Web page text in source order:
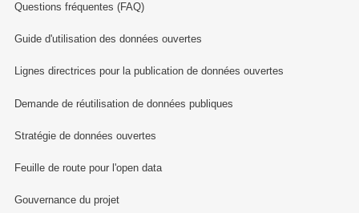
Questions fréquentes (FAQ)
Guide d'utilisation des données ouvertes
Lignes directrices pour la publication de données ouvertes
Demande de réutilisation de données publiques
Stratégie de données ouvertes
Feuille de route pour l'open data
Gouvernance du projet